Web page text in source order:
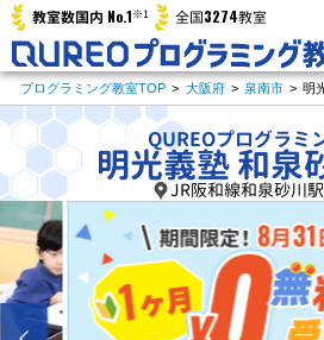
教室数国内 No.1※1 全国3274教室
プログラミング教室TOP > 大阪府 > 泉南市 > 明
QUREOプログラミ
明光義塾 和泉
JR阪和線和泉砂川